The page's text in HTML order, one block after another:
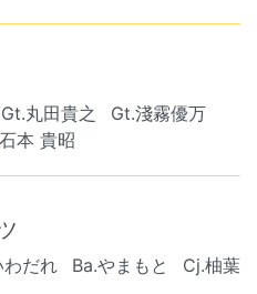
Gt.丸田貴之
Gt.淺霧優万
本 貴昭
わだれ Ba.やまもと Cj.柚葉